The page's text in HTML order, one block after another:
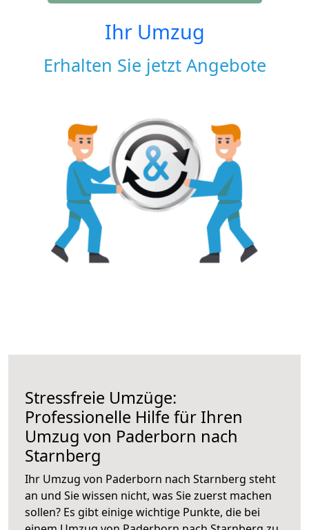
Ihr Umzug
Erhalten Sie jetzt Angebote
Stressfreie Umzüge:
Professionelle Hilfe für Ihren
Umzug von Paderborn nach
Starnberg
Ihr Umzug von Paderborn nach Starnberg steht
an und Sie wissen nicht, was Sie zuerst machen
sollen? Es gibt einige wichtige Punkte, die bei